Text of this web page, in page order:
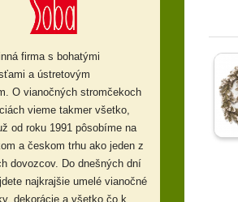
firma s bohatými
a ústretovým
O vianočných stromčekoch
vieme takmer všetko,
od roku 1991 pôsobíme na
a českom trhu ako jeden z
dovozcov. Do dnešných dní
najkrajšie umelé vianočné
dekorácie a všetko čo k